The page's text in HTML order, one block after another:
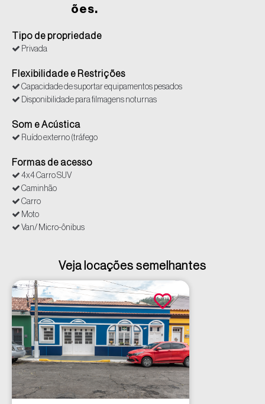
ões.
Tipo de propriedade
Privada
Flexibilidade e Restrições
Capacidade de suportar equipamentos pesados
Disponibilidade para filmagens noturnas
Som e Acústica
Ruído externo (tráfego
Formas de acesso
4x4 Carro SUV
Caminhão
Carro
Moto
Van/ Micro-ônibus
Veja locações semelhantes